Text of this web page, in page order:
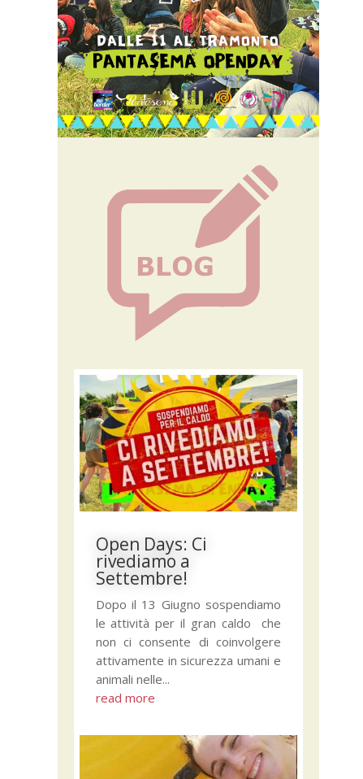
Open Days: Ci
rivediamo a
Settembre!
Dopo il 13 Giugno sospendiamo
le attività per il gran caldo che
non ci consente di coinvolgere
attivamente in sicurezza umani e
animali nelle...
read more